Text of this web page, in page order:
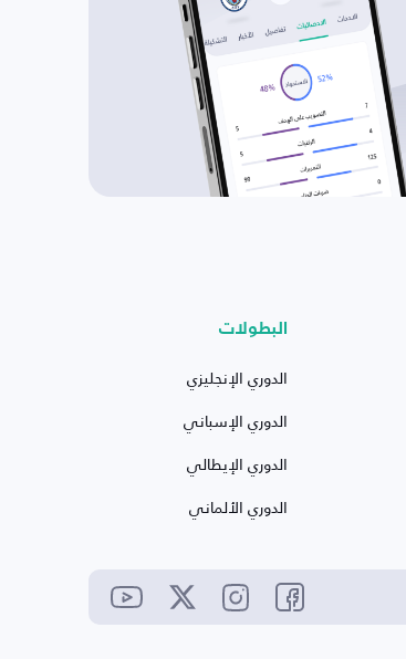
البطولات
الدوري الإنجليزي
الدوري الإسباني
الدوري الإيطالي
الدوري الألماني